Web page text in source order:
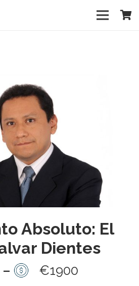
Absoluto: El
Dientes
– €1900